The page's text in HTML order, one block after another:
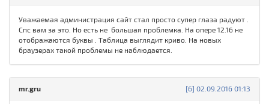
Уважаемая администрация сайт стал просто супер глаза радуют .
Спс вам за это. Но есть не большая проблемка. На опере 12.16 не
отображаются буквы . Таблица выглядит криво. На новых
браузерах такой проблемы не наблюдается.
[6] 02.09.2016 01:13
mr.gru